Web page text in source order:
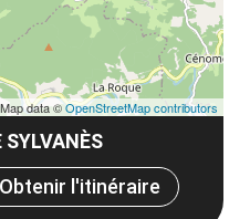
SYLVANÈS
Obtenir l'itinéraire
data ©OpenStreetMap contributors